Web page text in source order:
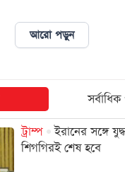
আরো পড়ুন
ট্রাম্প
ইরানের সঙ্গে
শিগগিরই শেষ হবে